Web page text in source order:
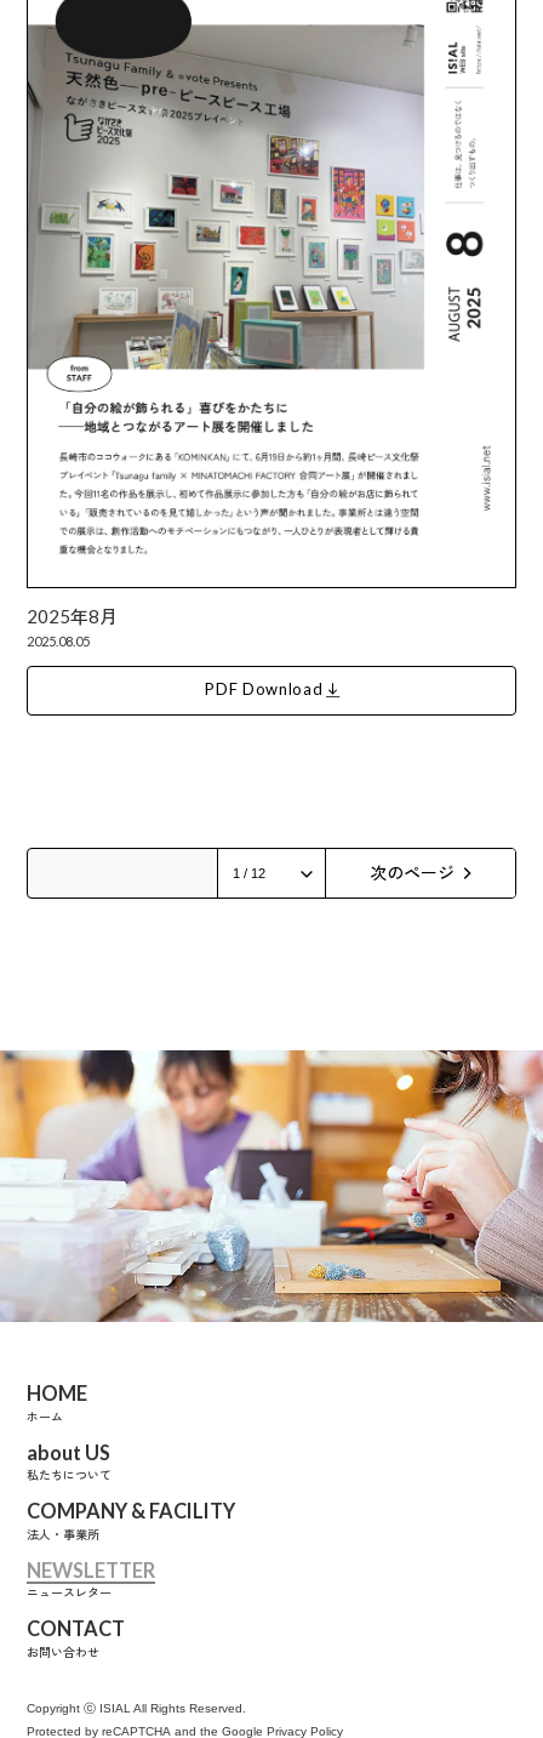
2025年8月
2025.08.05
PDF Download
次のページ
HOME
ホーム
about US
私たちについて
COMPANY& FACILITY
法人・事業所
NEWSLETTER
ニュースレター
CONTACT
お問い合わせ
Copyright ⓒ ISIAL All Rights Reserved.
Protected by reCAPTCHAand the GooglePrivacy Policy